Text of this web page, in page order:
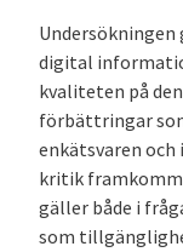
digital
kvaliteten på
förbättringar
enkätsvaren och
kritik
gäller både i
som